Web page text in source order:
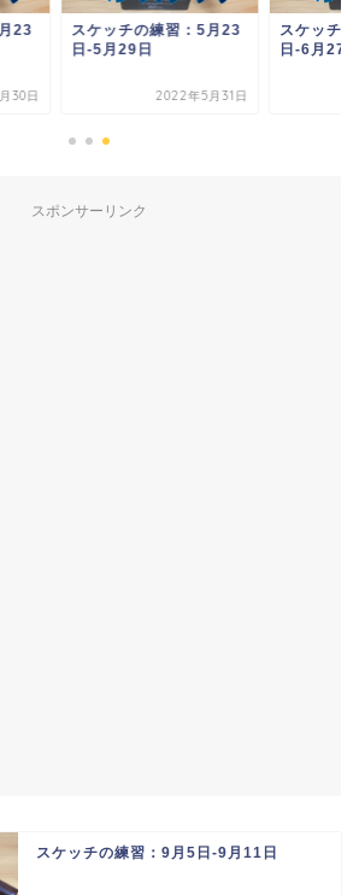
スケッチの練習：5月23
日-5月29日
2022年5月31日
スケッチの練習：6
日-6月27日
スポンサーリンク
スケッチの練習：9月5日-9月11日